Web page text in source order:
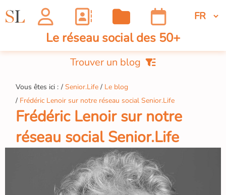
Le réseau social des 50+
Trouver un blog
Vous êtes ici : Senior.Life
Le blog
Frédéric Lenoir sur notre réseau social Senior.Life
Frédéric Lenoir sur notre
réseau social Senior.Life